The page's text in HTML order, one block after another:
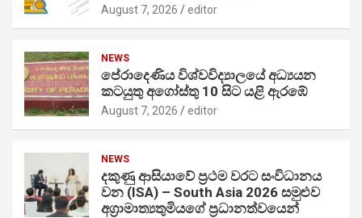
August 7, 2026 editor
NEWS
පේරාදෙණිය විශ්වවිද්‍යාලයේ අධ්‍යයන
කටයුතු අගෝස්තු 10 සිට යළි ඇරඹේ
August 7, 2026 editor
NEWS
දකුණු ආසියාවේ ප්‍රථම වරට සංවිධානය
වන (ISA) – South Asia 2026 සමුළුව
අග්‍රාමාත්‍යතුමියගේ ප්‍රධානත්වයෙන්